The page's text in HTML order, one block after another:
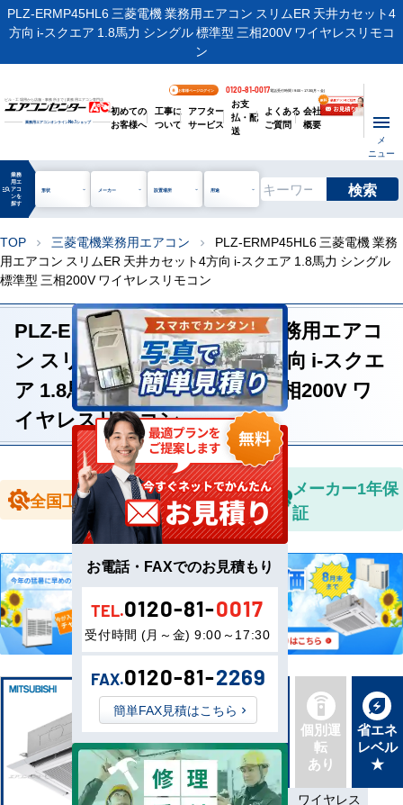
PLZ-ERMP45HL6 三菱電機 業務用エアコン スリムER 天井カセット4
方向 i-スクエア 1.8馬力 シングル 標準型 三相200V ワイヤレスリモコ
ン
ビル・工場用から店舗・事務所まで | 業務用エアコン専門店
業務用エアコンオンラインNo.1ショップ
お客様ページログイン 0120-81-0017電話受付時間 / 9:00～17:30(月～金)
初めての
お客様へ
工事に
ついて
アフター
サービス
お支
払・配
送
よくある
ご質問
会社
概要
メ
ニュー
manage_search
業務
用エ
アコ
ンを
探す
形状 メーカー 設置場所 用途 検索
TOP chevron_right 三菱電機業務用エアコン chevron_right
PLZ-ERMP45HL6 三菱電機 業務
用エアコン スリムER 天井カセット4方向 i-スクエア 1.8馬力 シングル
標準型 三相200V ワイヤレスリモコン
PLZ-ERMP45HL6 三菱電機 業務用エアコ
ン スリムER 天井カセット4方向 i-スクエ
ア 1.8馬力 シングル 標準型 三相200V ワ
イヤレスリモコン
全国工事対応
全国送料無
料
メーカー1年保
証
新品直
送
最新機
種
同機種
タイプ
別あり
個別運
転
あり
省エネ
レベル
★
標準 三相200V ワイヤレス
お電話・FAXでのお見積もり
TEL.0120-81-0017
受付時間 (月～金) 9:00～17:30
FAX.0120-81-2269
簡単FAX見積はこちら